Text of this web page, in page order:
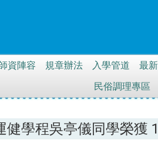
資陣容 規章辦法 入學管道 最
民俗調理專區
健學程吳亭儀同學榮